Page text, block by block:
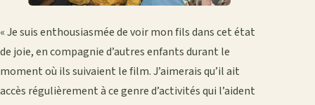
« Je suis enthousiasmée de voir mon fils dans cet état
de joie, en compagnie d’autres enfants durant le
moment où ils suivaient le film. J’aimerais qu’il ait
accès régulièrement à ce genre d’activités qui l’aident